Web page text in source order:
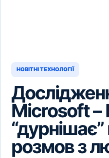
НОВІТНІ ТЕХНОЛОГІЇ
Microsoft –
розмов з